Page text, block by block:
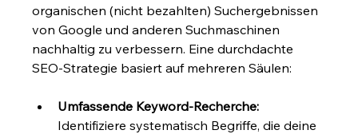
organischen (nicht bezahlten) Suchergebnissen
von Google und anderen Suchmaschinen
nachhaltig zu verbessern. Eine durchdachte
SEO-Strategie basiert auf mehreren Säulen:
Umfassende Keyword-Recherche:
Identifiziere systematisch Begriffe, die deine